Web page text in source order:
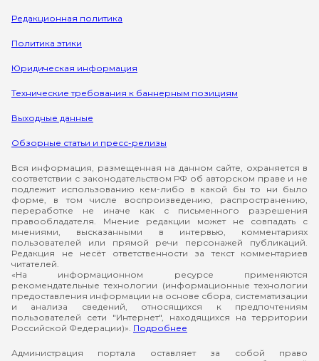
Редакционная политика
Политика этики
Юридическая информация
Технические требования к баннерным позициям
Выходные данные
Обзорные статьи и пресс-релизы
Вся информация, размещенная на данном сайте, охраняется в
соответствии с законодательством РФ об авторском праве и не
подлежит использованию кем-либо в какой бы то ни было
форме, в том числе воспроизведению, распространению,
переработке не иначе как с письменного разрешения
правообладателя. Мнение редакции может не совпадать с
мнениями, высказанными в интервью, комментариях
пользователей или прямой речи персонажей публикаций.
Редакция не несёт ответственности за текст комментариев
читателей.
«На информационном ресурсе применяются
рекомендательные технологии (информационные технологии
предоставления информации на основе сбора, систематизации
и анализа сведений, относящихся к предпочтениям
пользователей сети "Интернет", находящихся на территории
Российской Федерации)». Подробнее
Администрация портала оставляет за собой право